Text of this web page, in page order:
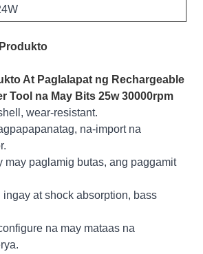
At Paglalapat ng Rechargeable
Tool na May Bits 25w 30000rpm
wear-resistant.
na-import na
may paglamig butas, ang paggamit
at shock absorption, bass
na may mataas na